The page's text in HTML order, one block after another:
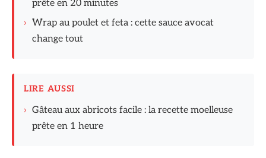
prête en 20 minutes
› Wrap au poulet et feta : cette sauce avocat
change tout
LIRE AUSSI
› Gâteau aux abricots facile : la recette moelleuse
prête en 1 heure